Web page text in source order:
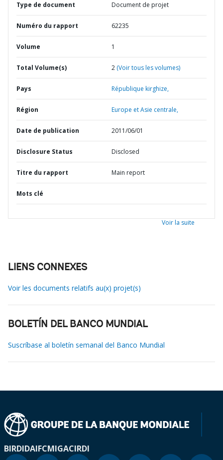
Type de document Document de projet
Numéro du rapport 62235
Volume 1
Total Volume(s) 2 (Voir tous les volumes)
Pays République kirghize,
Région Europe et Asie centrale,
Date de publication 2011/06/01
Disclosure Status Disclosed
Titre du rapport Main report
Mots clé
Voir la suite
LIENS CONNEXES
Voir les documents relatifs au(x) projet(s)
BOLETÍN DEL BANCO MUNDIAL
Suscríbase al boletín semanal del Banco Mundial
BIRDIDAIFCMIGACIRDI